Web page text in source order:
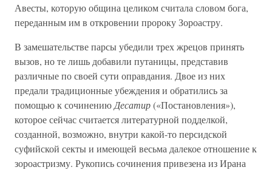
Авесты, которую община целиком считала словом бога,
переданным им в откровении пророку Зороастру.
В замешательстве парсы убедили трех жрецов принять
вызов, но те лишь добавили путаницы, представив
различные по своей сути оправдания. Двое из них
предали традиционные убеждения и обратились за
помощью к сочинению Десатир(«Постановления»),
которое сейчас считается литературной подделкой,
созданной, возможно, внутри какой-то персидской
суфийской секты и имеющей весьма далекое отношение к
зороастризму. Рукопись сочинения привезена из Ирана